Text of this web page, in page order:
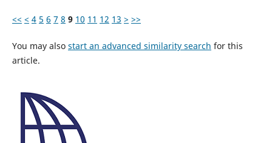
<< < 4 5 6 7 8 9 10 11 12 13 > >>
You may also start an advanced similarity search for this
article.